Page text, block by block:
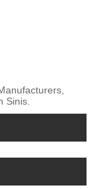
Sinis.